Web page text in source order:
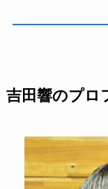
吉田響のプロ